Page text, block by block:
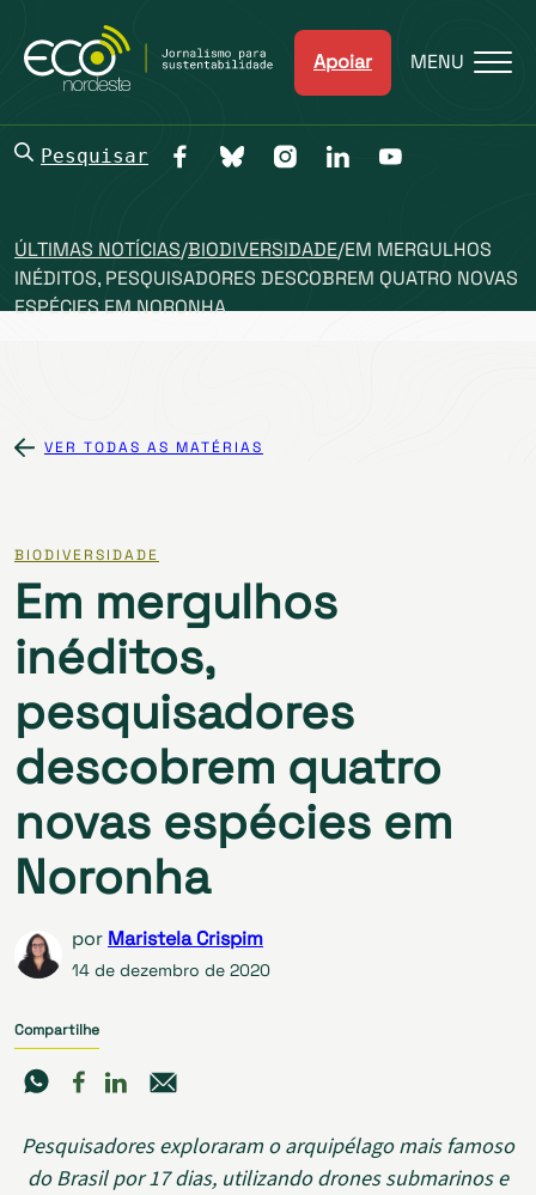
Apoiar MENU
Pesquisar
ÚLTIMAS NOTÍCIAS/BIODIVERSIDADE/EM MERGULHOS
INÉDITOS, PESQUISADORES DESCOBREM QUATRO NOVAS
ESPÉCIES EM NORONHA
VER TODAS AS MATÉRIAS
BIODIVERSIDADE
Em mergulhos
inéditos,
pesquisadores
descobrem quatro
novas espécies em
Noronha
por Maristela Crispim
14 de dezembro de 2020
Compartilhe
Pesquisadores exploraram o arquipélago mais famoso
do Brasil por 17 dias, utilizando drones submarinos e